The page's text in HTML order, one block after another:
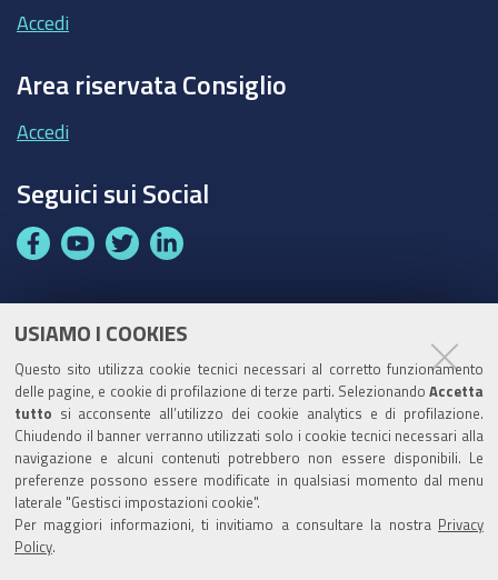
USIAMO I COOKIES
Questo sito utilizza cookie tecnici necessari al corretto funzionamento
delle pagine, e cookie di profilazione di terze parti. Selezionando Accetta
tutto si acconsente all’utilizzo dei cookie analytics e di profilazione.
Chiudendo il banner verranno utilizzati solo i cookie tecnici necessari alla
navigazione e alcuni contenuti potrebbero non essere disponibili. Le
preferenze possono essere modificate in qualsiasi momento dal menu
laterale "Gestisci impostazioni cookie".
Per maggiori informazioni, ti invitiamo a consultare la nostra
Privacy
Policy
Accedi
Area riservata Consiglio
Accedi
Seguici sui Social
F
c
e
o
o
Y
u
t
b
e
T
i
t
e
r
L
n
k
d
I
n
Codice Univoco Ufficio:UF1SDE
I soggetti privati potranno effettuare i pagamenti
tramite PagoPA con Modalità diretta o con Avviso di
pagamento al seguente linkPaga con PagoPA
Codice IBAN per le pubbliche amministrazioni